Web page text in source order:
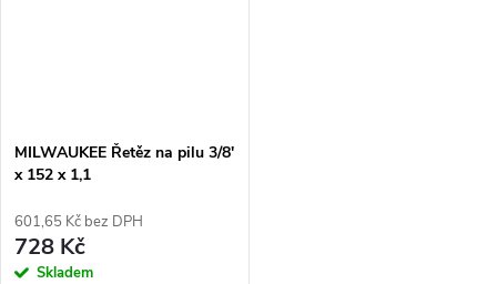
MILWAUKEE Řetěz na pilu 3/8'
x 152 x 1,1
601,65 Kč bez DPH
728 Kč
Skladem